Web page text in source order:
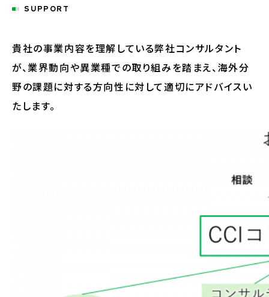
SUPPORT
貴社の事業内容を理解している弊社コンサルタント
が、業界動向や異業種での取り組みを踏まえ、海外分
野の課題に対する方向性に対して適切にアドバイスい
たします。